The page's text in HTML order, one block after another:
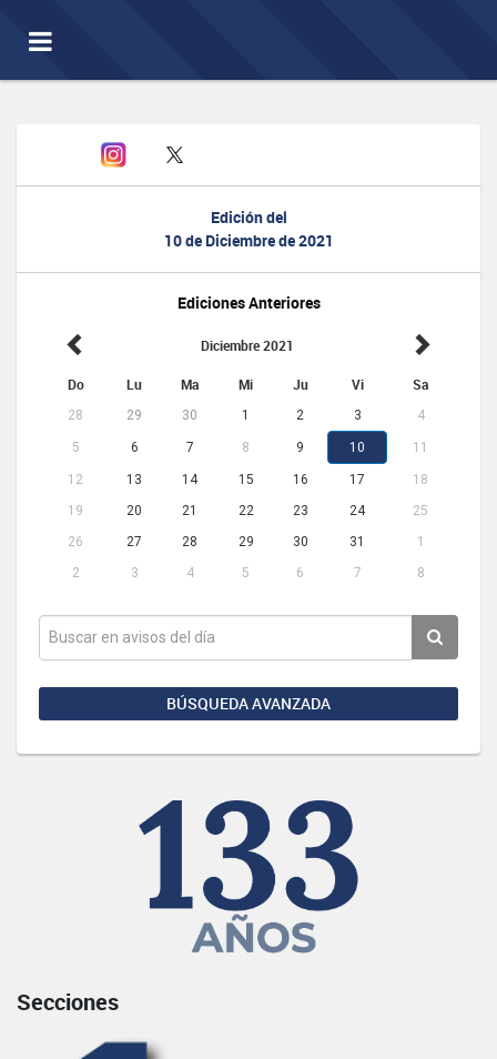
Toggle
navigation
Edición del
10 de Diciembre de 2021
Ediciones Anteriores
Diciembre 2021
Do Lu Ma Mi Ju Vi Sa
28 29 30 1 2 3 4
5 6 7 8 9 10 11
12 13 14 15 16 17
18
19
20 21 22 23 24
25
26
27 28 29 30 31
1
2
3 4 5 6 7 8
BÚSQUEDA AVANZADA
Secciones